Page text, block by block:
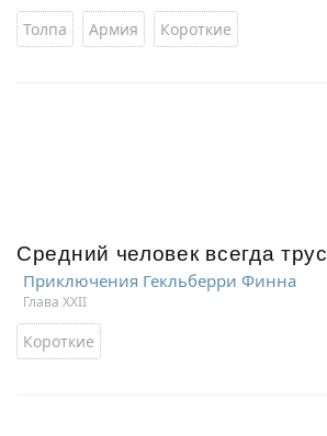
Толпа Армия Короткие
Средний человек всегда трус
Приключения Гекльберри Финна
Глава XXII
Короткие